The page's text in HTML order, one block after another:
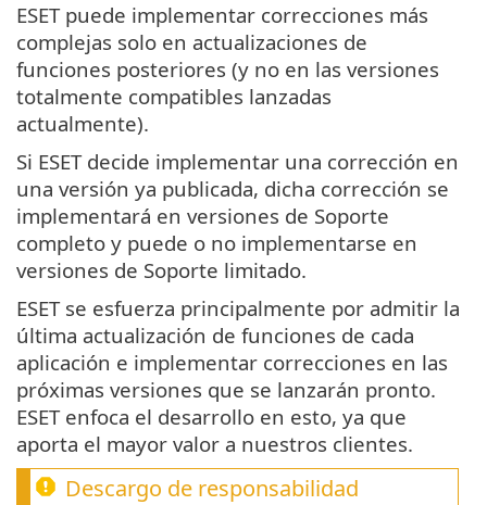
ESET puede implementar correcciones más
complejas solo en actualizaciones de
funciones posteriores (y no en las versiones
totalmente compatibles lanzadas
actualmente).
Si ESET decide implementar una corrección en
una versión ya publicada, dicha corrección se
implementará en versiones de Soporte
completo y puede o no implementarse en
versiones de Soporte limitado.
ESET se esfuerza principalmente por admitir la
última actualización de funciones de cada
aplicación e implementar correcciones en las
próximas versiones que se lanzarán pronto.
ESET enfoca el desarrollo en esto, ya que
aporta el mayor valor a nuestros clientes.
Descargo de responsabilidad